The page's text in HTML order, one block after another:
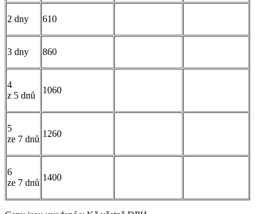
2 dny 610
3 dny 860
4
z 5 dnů
1060
5
ze 7 dnů
1260
6
ze 7 dnů
1400